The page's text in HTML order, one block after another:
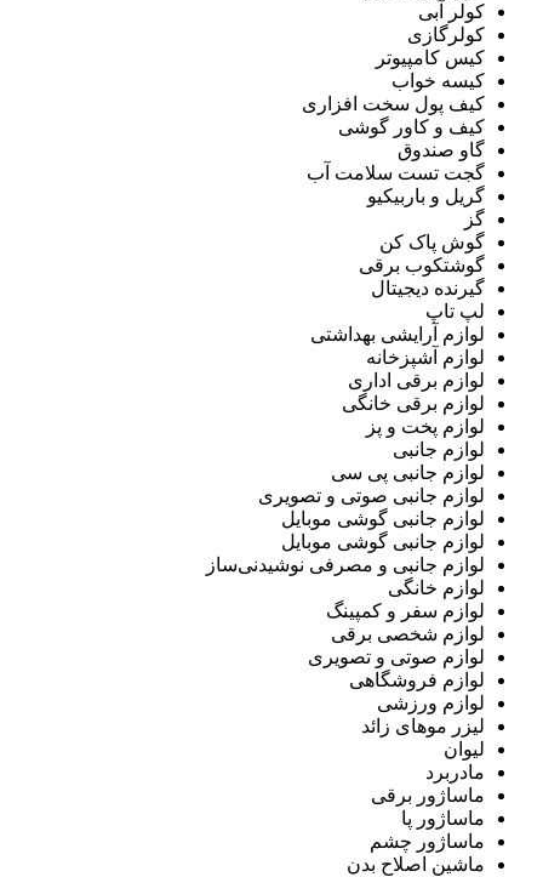
کولر آبی
کولرگازی
کیس کامپیوتر
کیسه خواب
کیف پول سخت افزاری
کیف و کاور گوشی
گاو صندوق
گجت تست سلامت آب
گریل و باربیکیو
گز
گوش پاک کن
گوشتکوب برقی
گیرنده دیجیتال
لپ تاپ
لوازم آرایشی بهداشتی
لوازم آشپزخانه
لوازم برقی اداری
لوازم برقی خانگی
لوازم پخت و پز
لوازم جانبی
لوازم جانبی پی سی
لوازم جانبی صوتی و تصویری
لوازم جانبی گوشی موبایل
لوازم جانبی گوشی موبایل
لوازم جانبی و مصرفی نوشیدنی‌ساز
لوازم خانگی
لوازم سفر و کمپینگ
لوازم شخصی برقی
لوازم صوتی و تصویری
لوازم فروشگاهی
لوازم ورزشی
لیزر موهای زائد
لیوان
مادربرد
ماساژور برقی
ماساژور پا
ماساژور چشم
ماشین اصلاح بدن